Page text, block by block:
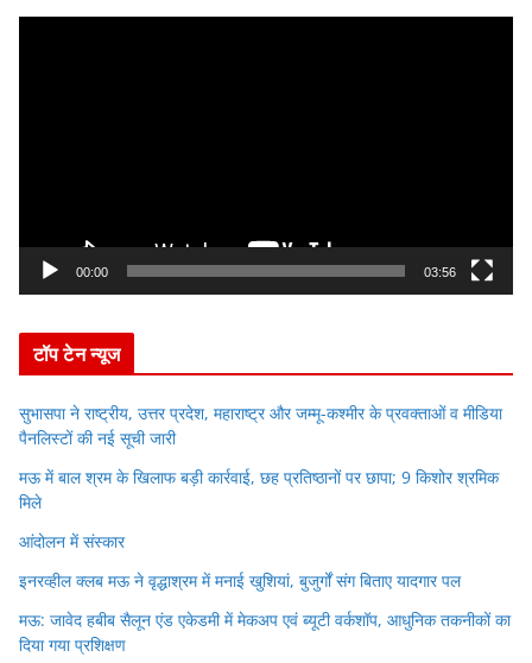
e
r
00:00 03:56
टॉप टेन न्यूज
सुभासपा ने राष्ट्रीय, उत्तर प्रदेश, महाराष्ट्र और जम्मू-कश्मीर के प्रवक्ताओं व मीडिया
पैनलिस्टों की नई सूची जारी
मऊ में बाल श्रम के खिलाफ बड़ी कार्रवाई, छह प्रतिष्ठानों पर छापा; 9 किशोर श्रमिक
मिले
आंदोलन में संस्कार
इनरव्हील क्लब मऊ ने वृद्धाश्रम में मनाई खुशियां, बुजुर्गों संग बिताए यादगार पल
मऊ: जावेद हबीब सैलून एंड एकेडमी में मेकअप एवं ब्यूटी वर्कशॉप, आधुनिक तकनीकों का
दिया गया प्रशिक्षण